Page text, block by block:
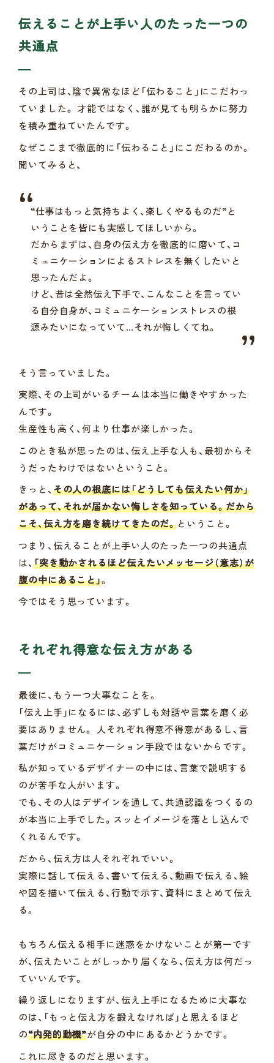
伝えることが上手い人のたった一つの
共通点
その上司は、陰で異常なほど「伝わること」にこだわっ
ていました。 才能ではなく、誰が見ても明らかに努力
を積み重ねていたんです。
なぜここまで徹底的に「伝わること」にこだわるのか。
聞いてみると、
“仕事はもっと気持ちよく、楽しくやるものだ”と
いうことを皆にも実感してほしいから。
だからまずは、自身の伝え方を徹底的に磨いて、コ
ミュニケーションによるストレスを無くしたいと
思ったんだよ。
けど、昔は全然伝え下手で、こんなことを言ってい
る自分自身が、コミュニケーションストレスの根
源みたいになっていて…それが悔しくてね。
そう言っていました。
実際、その上司がいるチームは本当に働きやすかった
んです。
生産性も高く、何より仕事が楽しかった。
このとき私が思ったのは、伝え上手な人も、最初からそ
うだったわけではないということ。
きっと、その人の根底には「どうしても伝えたい何か」
があって、それが届かない悔しさを知っている。だから
こそ、伝え方を磨き続けてきたのだ。ということ。
つまり、伝えることが上手い人のたった一つの共通点
は、「突き動かされるほど伝えたいメッセージ（意志）が
腹の中にあること」。
今ではそう思っています。
それぞれ得意な伝え方がある
最後に、もう一つ大事なことを。
「伝え上手」になるには、必ずしも対話や言葉を磨く必
要はありません。 人それぞれ得意不得意があるし、言
葉だけがコミュニケーション手段ではないからです。
私が知っているデザイナーの中には、言葉で説明する
のが苦手な人がいます。
でも、その人はデザインを通して、共通認識をつくるの
が本当に上手でした。スッとイメージを落とし込んで
くれるんです。
だから、伝え方は人それぞれでいい。
実際に話して伝える、書いて伝える、動画で伝える、絵
や図を描いて伝える、行動で示す、資料にまとめて伝え
る。
もちろん伝える相手に迷惑をかけないことが第一です
が、伝えたいことがしっかり届くなら、伝え方は何だっ
ていいんです。
繰り返しになりますが、伝え上手になるために大事な
のは、「もっと伝え方を鍛えなければ」と思えるほど
の“内発的動機”が自分の中にあるかどうかです。
これに尽きるのだと思います。